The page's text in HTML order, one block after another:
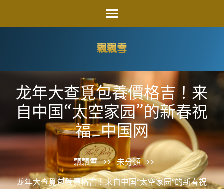
飄飄雪
龙年大查覓包養價格吉！来
自中国“太空家园”的新春祝
福_中国网
飄飄雪 >> 未分類 >>
龙年大查覓包養價格吉！来自中国“太空家园”的新春祝